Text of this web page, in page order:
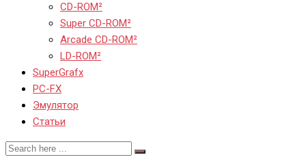
CD-ROM²
Super CD-ROM²
Arcade CD-ROM²
LD-ROM²
SuperGrafx
PC-FX
Эмулятор
Статьи